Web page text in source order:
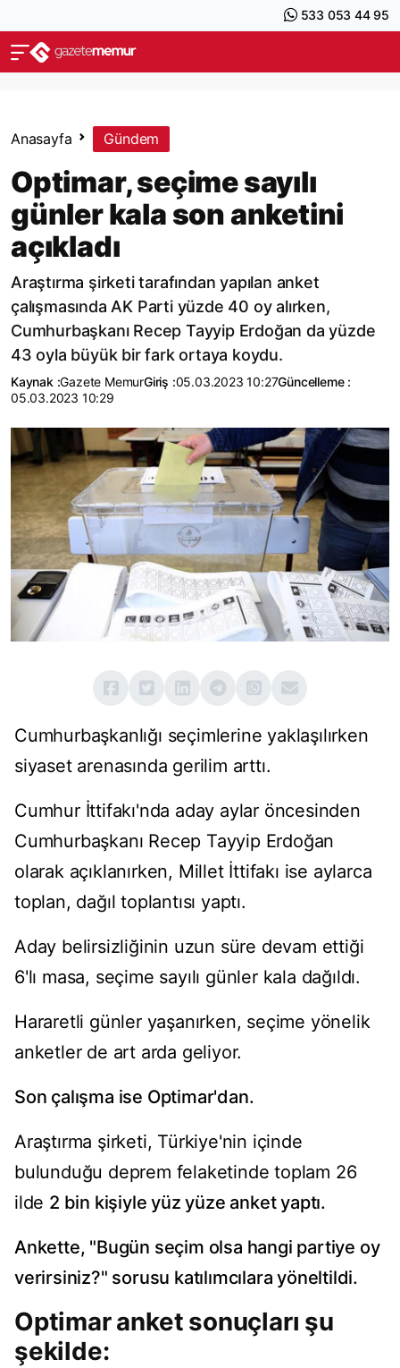
533 053 44 95
Anasayfa Gündem
Optimar, seçime sayılı
günler kala son anketini
açıkladı
Araştırma şirketi tarafından yapılan anket
çalışmasında AK Parti yüzde 40 oy alırken,
Cumhurbaşkanı Recep Tayyip Erdoğan da yüzde
43 oyla büyük bir fark ortaya koydu.
Kaynak :Gazete MemurGiriş :05.03.2023 10:27Güncelleme :
05.03.2023 10:29
Cumhurbaşkanlığı seçimlerine yaklaşılırken
siyaset arenasında gerilim arttı.
Cumhur İttifakı'nda aday aylar öncesinden
Cumhurbaşkanı Recep Tayyip Erdoğan
olarak açıklanırken, Millet İttifakı ise aylarca
toplan, dağıl toplantısı yaptı.
Aday belirsizliğinin uzun süre devam ettiği
6'lı masa, seçime sayılı günler kala dağıldı.
Hararetli günler yaşanırken, seçime yönelik
anketler de art arda geliyor.
Son çalışma ise Optimar'dan.
Araştırma şirketi, Türkiye'nin içinde
bulunduğu deprem felaketinde toplam 26
ilde 2 bin kişiyle yüz yüze anket yaptı.
Ankette, "Bugün seçim olsa hangi partiye oy
verirsiniz?" sorusu katılımcılara yöneltildi.
Optimar anket sonuçları şu
şekilde: